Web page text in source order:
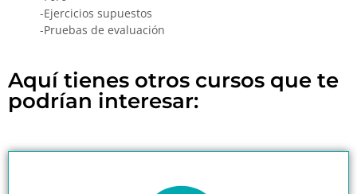
-Ejercicios supuestos
-Pruebas de evaluación
Aquí tienes otros cursos que te
podrían interesar: